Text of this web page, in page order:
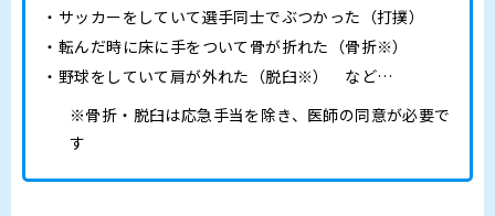
サッカーをしていて選手同士でぶつかった（打撲）
転んだ時に床に手をついて骨が折れた（骨折※）
野球をしていて肩が外れた（脱臼※） など…
※骨折・脱臼は応急手当を除き、医師の同意が必要で
す